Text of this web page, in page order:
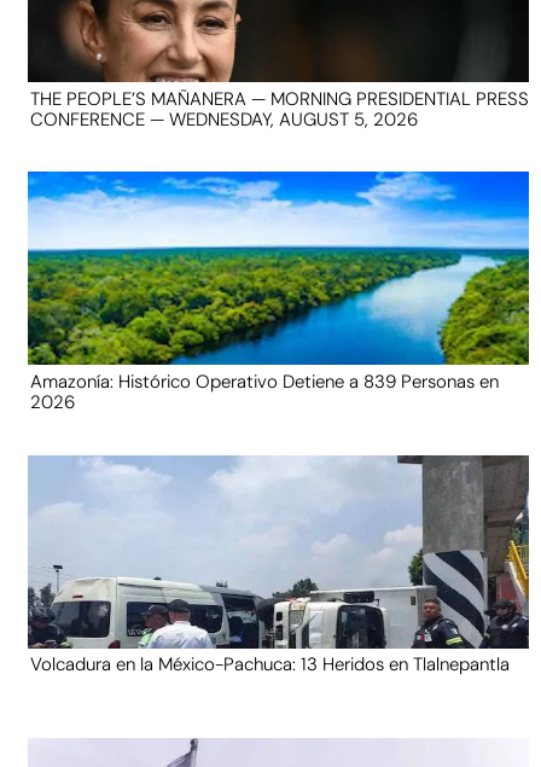
THE PEOPLE’S MAÑANERA — MORNING PRESIDENTIAL PRESS
CONFERENCE — WEDNESDAY, AUGUST 5, 2026
Amazonía: Histórico Operativo Detiene a 839 Personas en
2026
Volcadura en la México-Pachuca: 13 Heridos en Tlalnepantla